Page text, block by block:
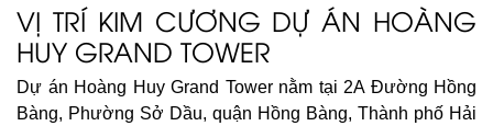
VỊ TRÍ KIM CƯƠNG DỰ ÁN HOÀNG
HUY GRAND TOWER
Dự án Hoàng Huy Grand Tower nằm tại 2A Đường Hồng
Bàng, Phường Sở Dầu, quận Hồng Bàng, Thành phố Hải